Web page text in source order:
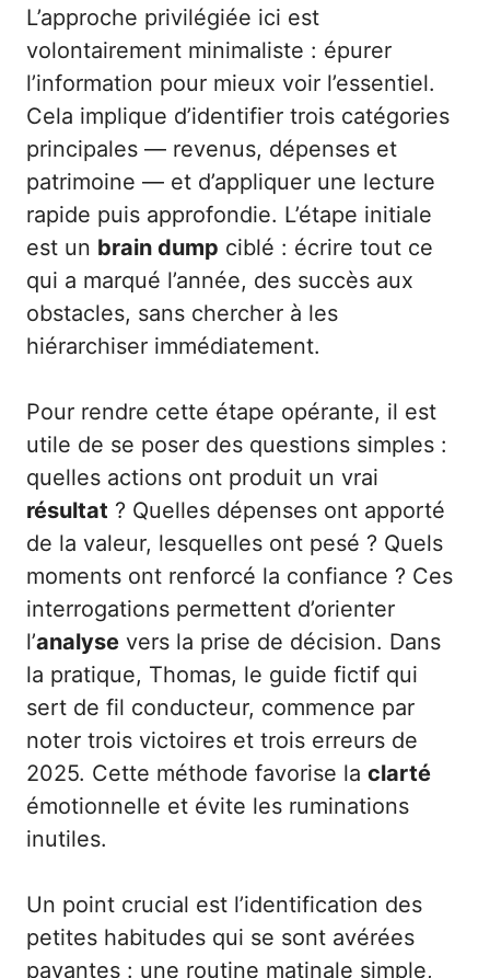
L’approche privilégiée ici est
volontairement minimaliste : épurer
l’information pour mieux voir l’essentiel.
Cela implique d’identifier trois catégories
principales — revenus, dépenses et
patrimoine — et d’appliquer une lecture
rapide puis approfondie. L’étape initiale
est un brain dump ciblé : écrire tout ce
qui a marqué l’année, des succès aux
obstacles, sans chercher à les
hiérarchiser immédiatement.
Pour rendre cette étape opérante, il est
utile de se poser des questions simples :
quelles actions ont produit un vrai
résultat ? Quelles dépenses ont apporté
de la valeur, lesquelles ont pesé ? Quels
moments ont renforcé la confiance ? Ces
interrogations permettent d’orienter
l’analyse vers la prise de décision. Dans
la pratique, Thomas, le guide fictif qui
sert de fil conducteur, commence par
noter trois victoires et trois erreurs de
2025. Cette méthode favorise la clarté
émotionnelle et évite les ruminations
inutiles.
Un point crucial est l’identification des
petites habitudes qui se sont avérées
payantes : une routine matinale simple,